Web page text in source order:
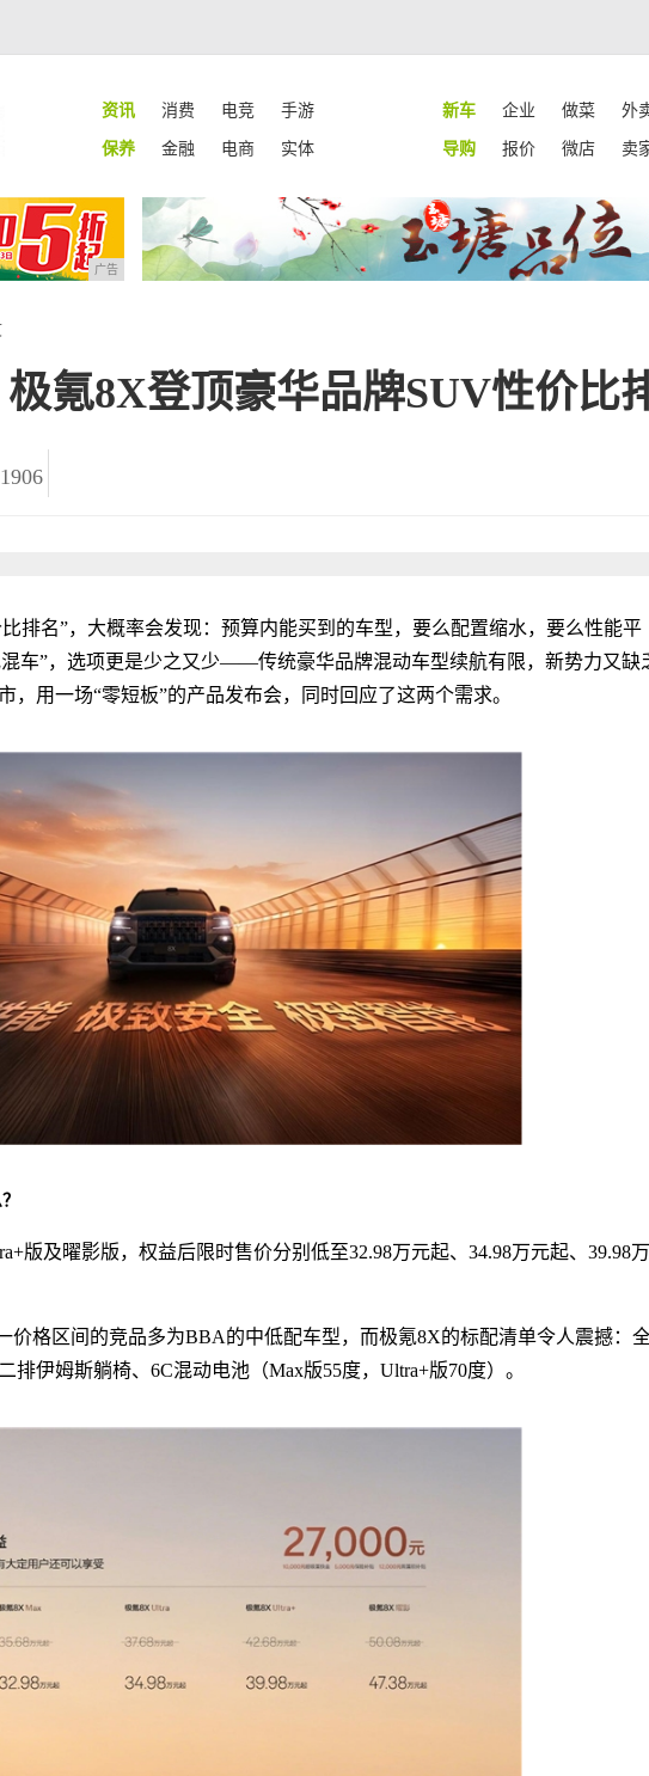
资讯 消费 电竞 手游 新车 企业 做菜
外
保养
金融 电商 实体 导购 报价 微店 卖
广告
氪8X登顶豪华品牌SUV性价比
排名”，大概率会发现：预算内能买到的车型，要么配置缩水，要么性能平
车”，选项更是少之又少——传统豪华品牌混动车型续航有限，新势力又缺
用一场“零短板”的产品发布会，同时回应了这两个需求。
版及曜影版，权益后限时售价分别低至32.98万元起、34.98万元起、39.98
价格区间的竞品多为BBA的中低配车型，而极氪8X的标配清单令人震撼：
伊姆斯躺椅、6C混动电池（Max版55度，Ultra+版70度）。